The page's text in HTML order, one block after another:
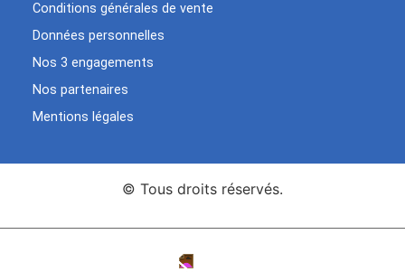
Conditions générales de vente
Données personnelles
Nos 3 engagements
Nos partenaires
Mentions légales
© Tous droits réservés.